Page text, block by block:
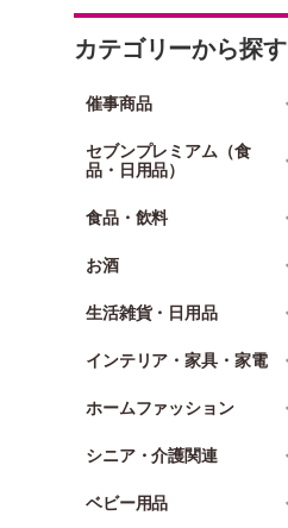
カテゴリーから探す
催事商品
セブンプレミアム（食
品・日用品）
食品・飲料
お酒
生活雑貨・日用品
インテリア・家具・家電
ホームファッション
シニア・介護関連
ベビー用品